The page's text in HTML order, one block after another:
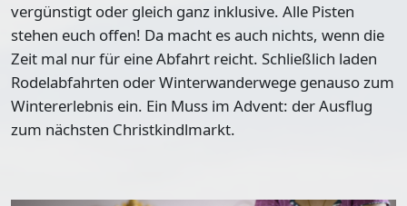
vergünstigt oder gleich ganz inklusive. Alle Pisten
stehen euch offen! Da macht es auch nichts, wenn die
Zeit mal nur für eine Abfahrt reicht. Schließlich laden
Rodelabfahrten oder Winterwanderwege genauso zum
Wintererlebnis ein. Ein Muss im Advent: der Ausflug
zum nächsten Christkindlmarkt.